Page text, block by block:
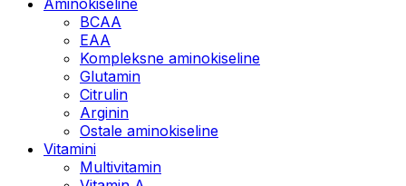
BCAA
EAA
Kompleksne aminokiseline
Glutamin
Citrulin
Arginin
Ostale aminokiseline
Vitamini
Multivitamin